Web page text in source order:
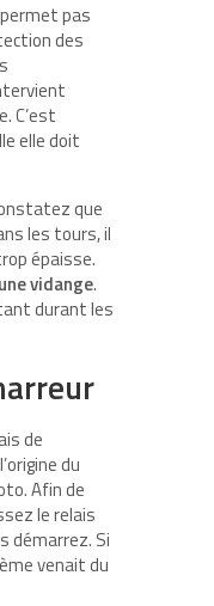
pas
des
C’est
elle doit
que
les tours, il
épaisse.
une vidange.
durant les
de
du
Afin de
le relais
démarrez. Si
venait du